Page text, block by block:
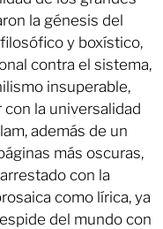
la génesis del
y boxístico,
contra el sistema,
insuperable,
la universalidad
además de un
más oscuras,
con la
como lírica, ya
del mundo con